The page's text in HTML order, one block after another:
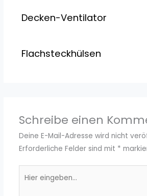
Decken-Ventilator
Flachsteckhülsen
Schreibe einen
Deine E-Mail-Adresse wird nicht
Erforderliche Felder sind mit *
eingeben…